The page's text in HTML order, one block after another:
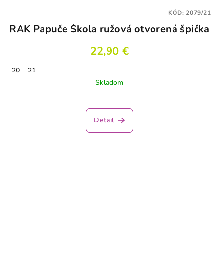
RAK Papuče Škola ružová otvorená špička
22,90 €
20
21
Skladom
Detail
KÓD:2079/21